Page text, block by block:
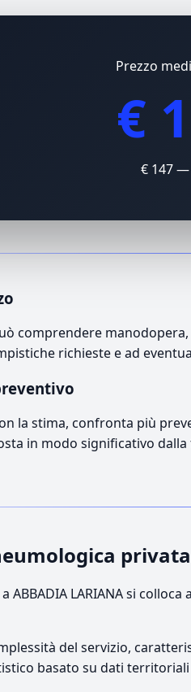
Prezzo
€
€ 147
comprendere
richieste e ad
la stima, confronta più
in modo significativo
a ABBADIA LARIANA si
del servizio,
basato su dati